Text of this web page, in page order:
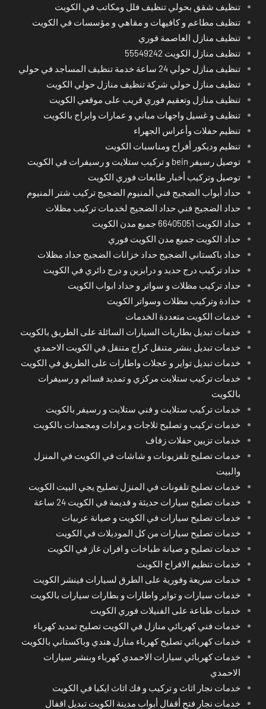
تنظيف شقق بحولي تنظيف فلل ومكاتب في الكويت
تنظيف مطاعم و كافيهات و مقاهي و مؤسسات في الكويت
تنظيف منازل العاصمة فوري
تنظيف منازل الكويت 55549242
تنظيف منازل حولي 24 ساعة خدمة تنظيف المساجد في حولي
تنظيف منازل حولي شركة تنظيف منازل حولي الكويت
تنظيف منازل وتعقيم فوري قريب على موقعي الكويت
تنظيف و غسيل واجهات مباني و عمارات وابراج بالكويت
تنظيم حفلات وأعراس الجهراء
تنظيم وديكور أفراح ومناسبات الكويت
توصيل رسيفر bein و تركيب ستلايت و رسيفرات في الكويت
توصيل وتركيب أخبار طابعات فوري الكويت
حداد أبواب الضجيج فني ألمنيوم الضجيج تركيب شتر المنيوم
حداد الضجيج فني حداد الضجيج لخدمات تركيب مظلات
حداد الكويت 66405051 جميع مدن الكويت
حداد الكويت جميع مدن الكويت فوري
حداد باكستاني الضجيج حداد خزانات الضجيج حداد مظلات
حداد تركيب درج حديد و درابزين و درج دائري في الكويت
حداد تركيب مظلات و سواتر و حداد ابواب الكويت
حدادة وتركيب مظلات وسواتر الكويت
خدمات الكويت متعددة الخدمات
خدمات تبديل بطاريات السيارات السائلة على الطريق بالكويت
خدمات تبديل بنشر متنقل كراج متنقل في الكويت الاحمدي
خدمات تبديل تواير و عجلات واطارات على الطريق في الكويت
خدمات تركيب ستلايت مركزي و تمديد قسائم و رسيفرات
بالكويت
خدمات تركيب ستلايت و فني ستلايت و رسيفر بالكويت
خدمات تركيب و تصليح ثلاجات و برادات ومجمدات بالكويت
خدمات تزيين حفلات زفاف
خدمات تصليح تلفزيونات و شاشات في الكويت في المنزل
والبيت
خدمات تصليح تلفونات في المنزل تصليح يجي البيت الكويت
خدمات تصليح سيارات حديثة و قديمة في الكويت 24 ساعة
خدمات تصليح سيارات في الكويت و صيانة عربيات
خدمات تصليح سيارات من كل الموديلات في الكويت
خدمات تصليح و صيانة طباخات و افران غاز في الكويت
خدمات تنظيم الافراح الكويت
خدمات سريعة وفورية على الطرق لسيارات فينشر الكويت
خدمات سيارات و تواير واطارات و بطارات سيارات بالكويت
خدمات طباعة على الفنيلات فوري الكويت
خدمات فني كهربائي منازل في الكويت تصليح تمديد كهرباء
خدمات كهربائي تصليح كهرباء منازل هندي وباكستاني بالكويت
خدمات كهربائي سيارات الاحمدي كهرباء وبنشر سيارات
الاحمدي
خدمات نجار اثاث و تركيب و فك اثاث ايكيا في الكويت
خدمات نجار فتح أقفال أبواب مدينة الكويت تبديل اقفال